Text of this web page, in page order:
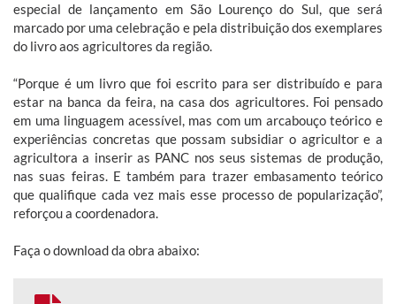
especial de lançamento em São Lourenço do Sul, que será
marcado por uma celebração e pela distribuição dos exemplares
do livro aos agricultores da região.
“Porque é um livro que foi escrito para ser distribuído e para
estar na banca da feira, na casa dos agricultores. Foi pensado
em uma linguagem acessível, mas com um arcabouço teórico e
experiências concretas que possam subsidiar o agricultor e a
agricultora a inserir as PANC nos seus sistemas de produção,
nas suas feiras. E também para trazer embasamento teórico
que qualifique cada vez mais esse processo de popularização”,
reforçou a coordenadora.
Faça o download da obra abaixo: